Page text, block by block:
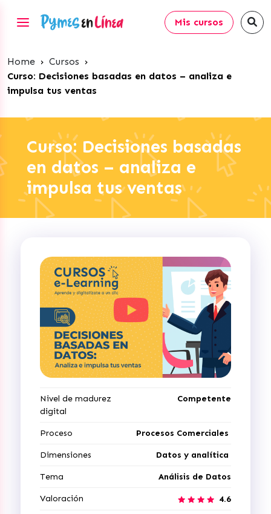
Mis cursos
Home › Cursos ›
Curso: Decisiones basadas en datos – analiza e
impulsa tus ventas
Curso: Decisiones basadas
en datos – analiza e
impulsa tus ventas
Nivel de madurez
digital
Competente
Proceso Procesos Comerciales
Dimensiones Datos y analítica
Tema Análisis de Datos
Valoración 4.6